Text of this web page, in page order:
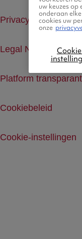
Privacyverklaring
Legal Notice
Platform
Cookiebeleid
Cookie-instellingen
uw keuzes op
onderaan
cookies uw
onze